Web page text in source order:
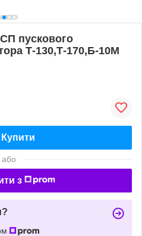
пускового
Т-130,Т-170,Б-10М
Купити
або
з